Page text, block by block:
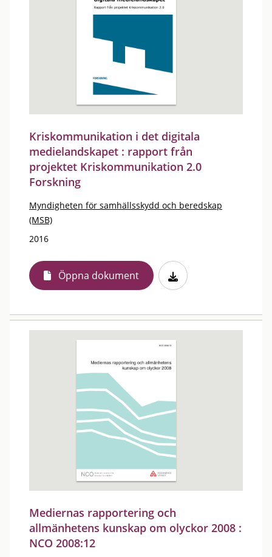
Kriskommunikation i det digitala
medielandskapet : rapport från
projektet Kriskommunikation 2.0
Forskning
Myndigheten för samhällsskydd och beredskap
(MSB)
2016
Öppna dokument
Mediernas rapportering och
allmänhetens kunskap om olyckor 2008 :
NCO 2008:12